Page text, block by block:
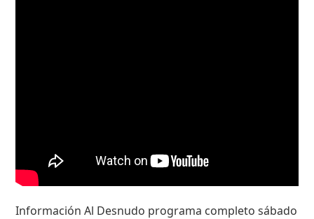
Información Al Desnudo programa completo sábado